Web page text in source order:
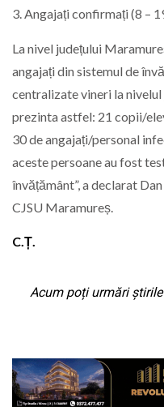
3. Angajați confirmați (8 –
La nivel județului
angajați din sistemul de
centralizate vineri la
prezinta astfel: 21 copii/
30 de angajați/personal
aceste persoane au fost
învățământ”, a declarat
CJSU Maramureș.
C.Ț.
Acum poți urmări